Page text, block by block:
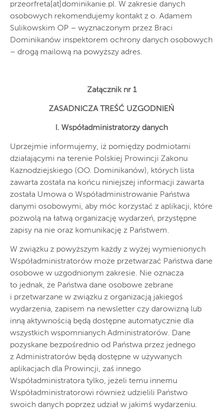
przeorfreta[at]dominikanie.pl. W zakresie danych
osobowych rekomendujemy kontakt z o. Adamem
Sulikowskim OP – wyznaczonym przez Braci
Dominikanów inspektorem ochrony danych osobowych
– drogą mailową na powyższy adres.
Załącznik nr 1
ZASADNICZA TREŚĆ UZGODNIEŃ
I. Współadministratorzy danych
Uprzejmie informujemy, iż pomiędzy podmiotami
działającymi na terenie Polskiej Prowincji Zakonu
Kaznodziejskiego (OO. Dominikanów), których lista
zawarta została na końcu niniejszej informacji zawarta
została Umowa o Współadministrowanie Państwa
danymi osobowymi, aby móc korzystać z aplikacji, które
pozwolą na łatwą organizację wydarzeń, przystępne
zapisy na nie oraz komunikację z Państwem.
W związku z powyższym każdy z wyżej wymienionych
Współadministratorów może przetwarzać Państwa dane
osobowe w uzgodnionym zakresie. Nie oznacza
to jednak, że Państwa dane osobowe zebrane
i przetwarzane w związku z organizacją jakiegoś
wydarzenia, zapisem na newsletter czy darowizną lub
inną aktywnością będą dostępne automatycznie dla
wszystkich wspomnianych Administratorów. Dane
pozyskane bezpośrednio od Państwa przez jednego
z Administratorów będą dostępne w używanych
aplikacjach dla Prowincji, zaś innego
Współadministratora tylko, jeżeli temu innemu
Współadministratorowi również udzielili Państwo
swoich danych poprzez udział w jakimś wydarzeniu.